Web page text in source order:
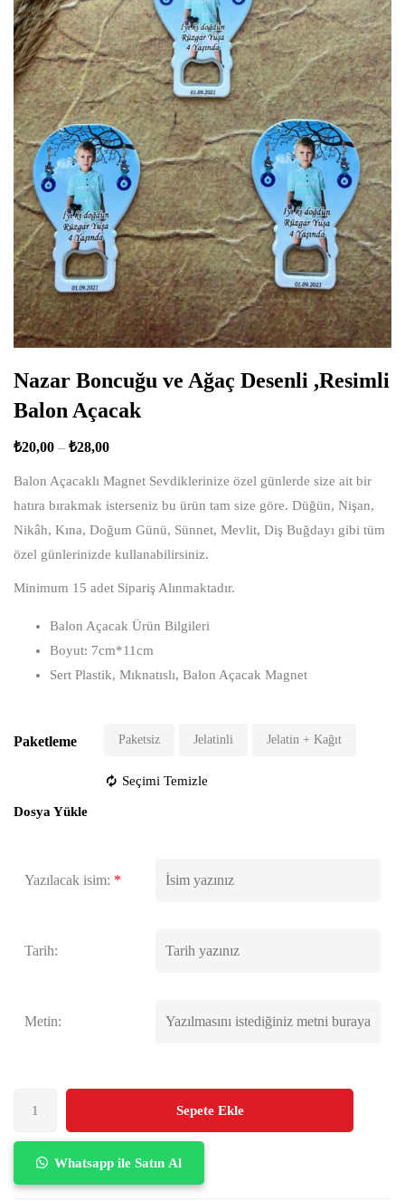
Nazar Boncuğu ve Ağaç Desenli ,Resimli
Balon Açacak
₺20,00 – ₺28,00
Balon Açacaklı Magnet Sevdiklerinize özel günlerde size ait bir
hatıra bırakmak isterseniz bu ürün tam size göre. Düğün, Nişan,
Nikâh, Kına, Doğum Günü, Sünnet, Mevlit, Diş Buğdayı gibi tüm
özel günlerinizde kullanabilirsiniz.
Minimum 15 adet Sipariş Alınmaktadır.
Balon Açacak Ürün Bilgileri
Boyut: 7cm*11cm
Sert Plastik, Mıknatıslı, Balon Açacak Magnet
Paketleme Paketsiz Jelatinli Jelatin + Kağıt
Seçimi Temizle
Dosya Yükle
Yazılacak isim: *
Tarih:
Metin:
Sepete Ekle
Whatsapp ile Satın Al